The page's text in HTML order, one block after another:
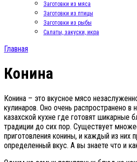
Заготовки из мяса
Заготовки из птицы
Заготовки из рыбы
Салаты, закуски, икра
Главная
Конина
Конина – это вкусное мясо
кулинаров. Оно очень распространено в
казахской кухне где готовят шикарные
традиции до сих пор. Существует
приготовления конины, и каждый из них
определенный вкус. А вы знаете что и